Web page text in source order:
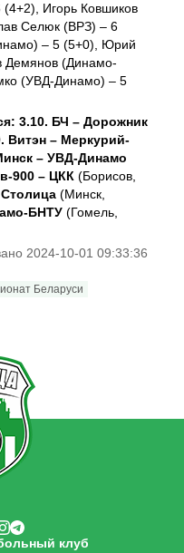
Игорь Ковшиков
Селюк (ВРЗ) – 6
– 5 (5+0), Юрий
Демянов (Динамо-
(УВД-Динамо) – 5
3.10. БЧ – Дорожник
Витэн – Меркурий-
– УВД-Динамо
900 – ЦКК (Борисов,
(Минск,
БНТУ (Гомель,
2024-10-01 09:33:36
Беларуси
клуб